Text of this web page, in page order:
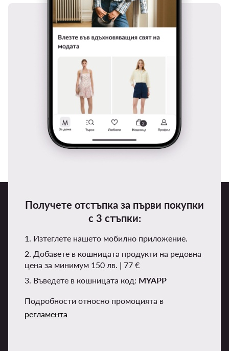
Получете отстъпка за първи покупки
с 3 стъпки:
1. Изтеглете нашето мобилно приложение.
2. Добавете в кошницата продукти на редовна
цена за минимум 150 лв. | 77 €
3. Въведете в кошницата код: MYAPP
Подробности относно промоцията в
регламента